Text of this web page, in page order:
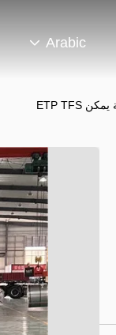
Arabic